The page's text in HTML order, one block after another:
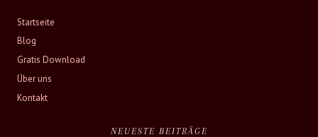
Startseite
Blog
Gratis Download
Über uns
Kontakt
NEUESTE BEITRÄGE